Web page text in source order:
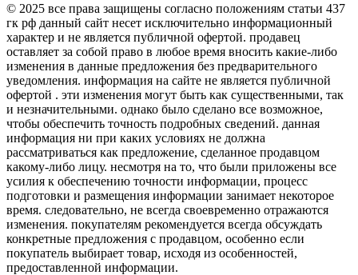
© 2025 все права защищены согласно положениям статьи 437
гк рф данный сайт несет исключительно информационный
характер и не является публичной офертой. продавец
оставляет за собой право в любое время вносить какие-либо
изменения в данные предложения без предварительного
уведомления. информация на сайте не является публичной
офертой . эти изменения могут быть как существенными, так
и незначительными. однако было сделано все возможное,
чтобы обеспечить точность подробных сведений. данная
информация ни при каких условиях не должна
рассматриваться как предложение, сделанное продавцом
какому-либо лицу. несмотря на то, что были приложены все
усилия к обеспечению точности информации, процесс
подготовки и размещения информации занимает некоторое
время. следовательно, не всегда своевременно отражаются
изменения. покупателям рекомендуется всегда обсуждать
конкретные предложения с продавцом, особенно если
покупатель выбирает товар, исходя из особенностей,
предоставленной информации.